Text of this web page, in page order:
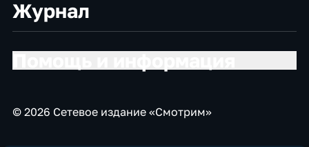
Журнал
© 2026 Сетевое издание «Смотрим»